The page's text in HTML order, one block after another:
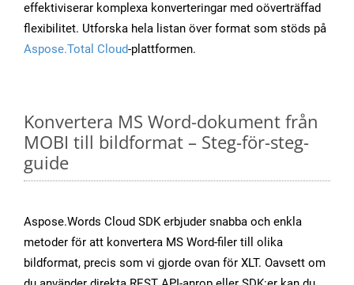
effektiviserar komplexa konverteringar med oöverträffad
flexibilitet. Utforska hela listan över format som stöds på
Aspose.Total Cloud-plattformen.
Konvertera MS Word-dokument från
MOBI till bildformat – Steg-för-steg-
guide
Aspose.Words Cloud SDK erbjuder snabba och enkla
metoder för att konvertera MS Word-filer till olika
bildformat, precis som vi gjorde ovan för XLT. Oavsett om